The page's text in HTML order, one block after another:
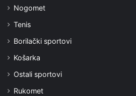
Nogomet
Tenis
Borilački sportovi
Košarka
Ostali sportovi
Rukomet